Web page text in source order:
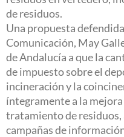
de residuos.
Una propuesta
Comunicación, May
de Andalucía a que la
de impuesto sobre el
incineración y la
íntegramente a la
tratamiento de residuos,
campañas de